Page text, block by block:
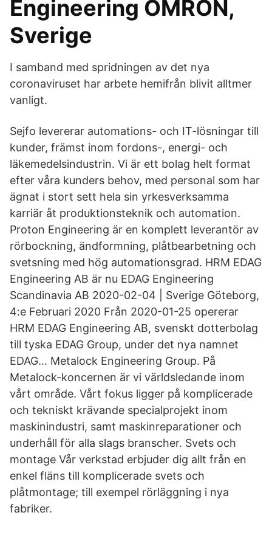
Engineering OMRON,
Sverige
I samband med spridningen av det nya
coronaviruset har arbete hemifrån blivit alltmer
vanligt.
Sejfo levererar automations- och IT-lösningar till
kunder, främst inom fordons-, energi- och
läkemedelsindustrin. Vi är ett bolag helt format
efter våra kunders behov, med personal som har
ägnat i stort sett hela sin yrkesverksamma
karriär åt produktionsteknik och automation.
Proton Engineering är en komplett leverantör av
rörbockning, ändformning, plåtbearbetning och
svetsning med hög automationsgrad. HRM EDAG
Engineering AB är nu EDAG Engineering
Scandinavia AB 2020-02-04 | Sverige Göteborg,
4:e Februari 2020 Från 2020-01-25 opererar
HRM EDAG Engineering AB, svenskt dotterbolag
till tyska EDAG Group, under det nya namnet
EDAG… Metalock Engineering Group. På
Metalock-koncernen är vi världsledande inom
vårt område. Vårt fokus ligger på komplicerade
och tekniskt krävande specialprojekt inom
maskinindustri, samt maskinreparationer och
underhåll för alla slags branscher. Svets och
montage Vår verkstad erbjuder dig allt från en
enkel fläns till komplicerade svets och
plåtmontage; till exempel rörläggning i nya
fabriker.